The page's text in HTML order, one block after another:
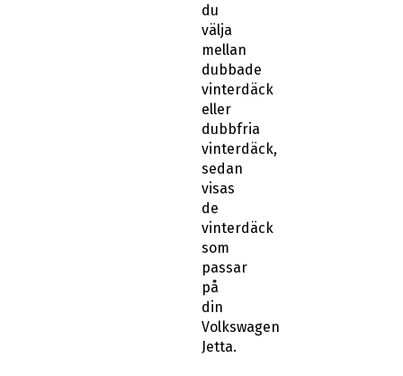
du
välja
mellan
dubbade
vinterdäck
eller
dubbfria
vinterdäck,
sedan
visas
de
vinterdäck
som
passar
på
din
Volkswagen
Jetta.